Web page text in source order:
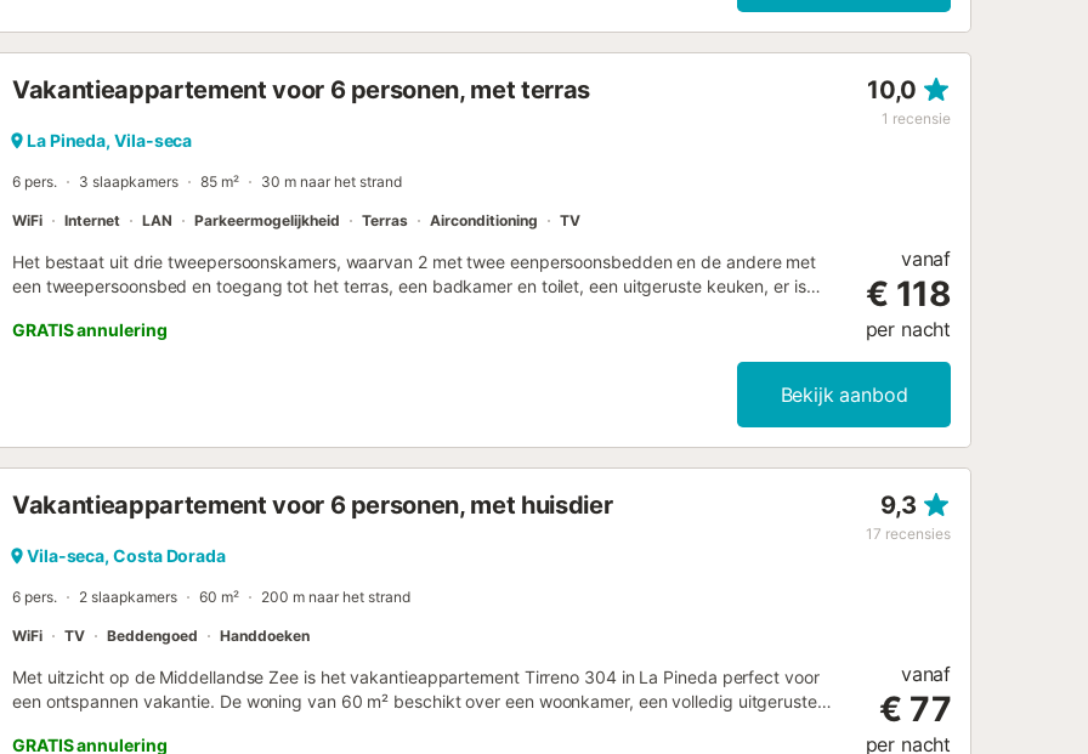
Vakantieappartement voor 6 personen, met terras 10,0
1 recensie
La Pineda, Vila-seca
6 pers. 3 slaapkamers 85 m² 30 m naar het strand
WiFi Internet LAN Parkeermogelijkheid Terras Airconditioning TV
Het bestaat uit drie tweepersoonskamers, waarvan 2 met twee eenpersoonsbedden en de andere met
een tweepersoonsbed en toegang tot het terras, een badkamer en toilet, een uitgeruste keuken, er is
flatscreen-tv en een eethoek. Het grote terras is gemeubileerd (tafels en stoelen) en biedt een prachtig
uitzicht op zee. Het appartement beschikt over beddengoed en handdoeken, evenals alle benodigde
keukengerei voor 6 personen, airconditioning en wifi. Accommodatie beheerd door een professional.
Tenzij anders vermeld, zijn diensten zoals schoonmaak, beddengoed, handdoeken etc. niet inbegrepen in
de prijs van deze accommodatie. Indien huisdieren zijn toegestaan (informatie in de advertentie), kunnen
voertuigen in de accommodatie aanwezig is, is het opladen van elektrische voertuigen verboden....
GRATIS annulering
vanaf
€ 118
per nacht
Bekijk aanbod
Vakantieappartement voor 6 personen, met huisdier 9,3
17 recensies
Vila-seca, Costa Dorada
6 pers. 2 slaapkamers 60 m² 200 m naar het strand
WiFi TV Beddengoed Handdoeken
Met uitzicht op de Middellandse Zee is het vakantieappartement Tirreno 304 in La Pineda perfect voor
een ontspannen vakantie. De woning van 60 m² beschikt over een woonkamer, een volledig uitgeruste
Extra voorzieningen zijn onder andere snelle Wi-Fi (geschikt voor videogesprekken), televisie, ventilator,
GRATIS annulering
vanaf
€ 77
per nacht